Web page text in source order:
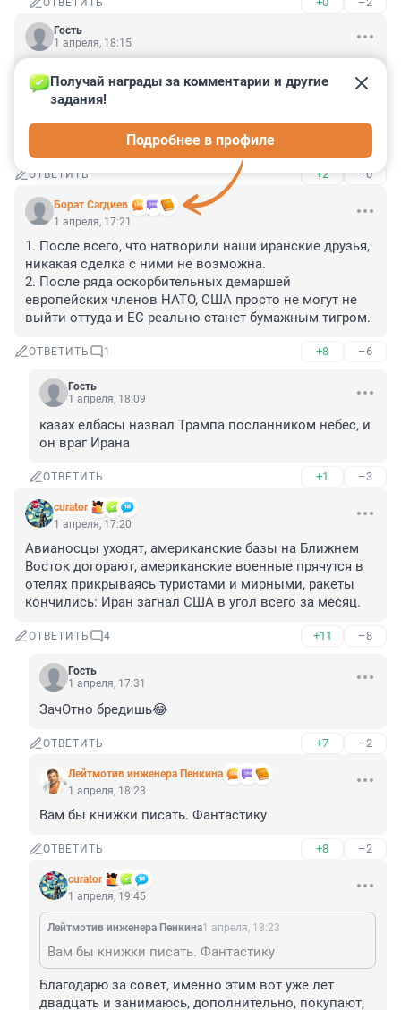
ОТВЕТИТЬ
Гость
1 апреля, 18:15
против Ирана.
НАТО разваливается на глазах, точнее начинает
разваливаться, а Трамп заявил что прорабатывает со
своей администрацией вопрос выхода США из НАТО.
ОТВЕТИТЬ +2 –0
Борат Сaгдиев
Получай награды за комментарии и другие
задания!
Подробнее в профиле
1 апреля, 17:21
1. После всего, что натворили наши иранские друзья,
никакая сделка с ними не возможна.
2. После ряда оскорбительных демаршей
европейских членов НАТО, США просто не могут не
выйти оттуда и ЕС реально станет бумажным тигром.
ОТВЕТИТЬ 1 +8 –6
Гость
1 апреля, 18:09
казах елбасы назвал Трампа посланником небес, и
он враг Ирана
ОТВЕТИТЬ +1 –3
curator
1 апреля, 17:20
Авианосцы уходят, американские базы на Ближнем
Восток догорают, американские военные прячутся в
отелях прикрываясь туристами и мирными, ракеты
кончились: Иран загнал США в угол всего за месяц.
ОТВЕТИТЬ 4 +11 –8
Гость
1 апреля, 17:31
ЗачОтно бредишь😂
ОТВЕТИТЬ +7 –2
Лейтмотив инженера Пенкина
1 апреля, 18:23
Вам бы книжки писать. Фантастику
ОТВЕТИТЬ +8 –2
curator
1 апреля, 19:45
Лейтмотив инженера Пенкина1 апреля, 18:23
Вам бы книжки писать. Фантастику
Благодарю за совет, именно этим вот уже лет
двадцать и занимаюсь, дополнительно, покупают,